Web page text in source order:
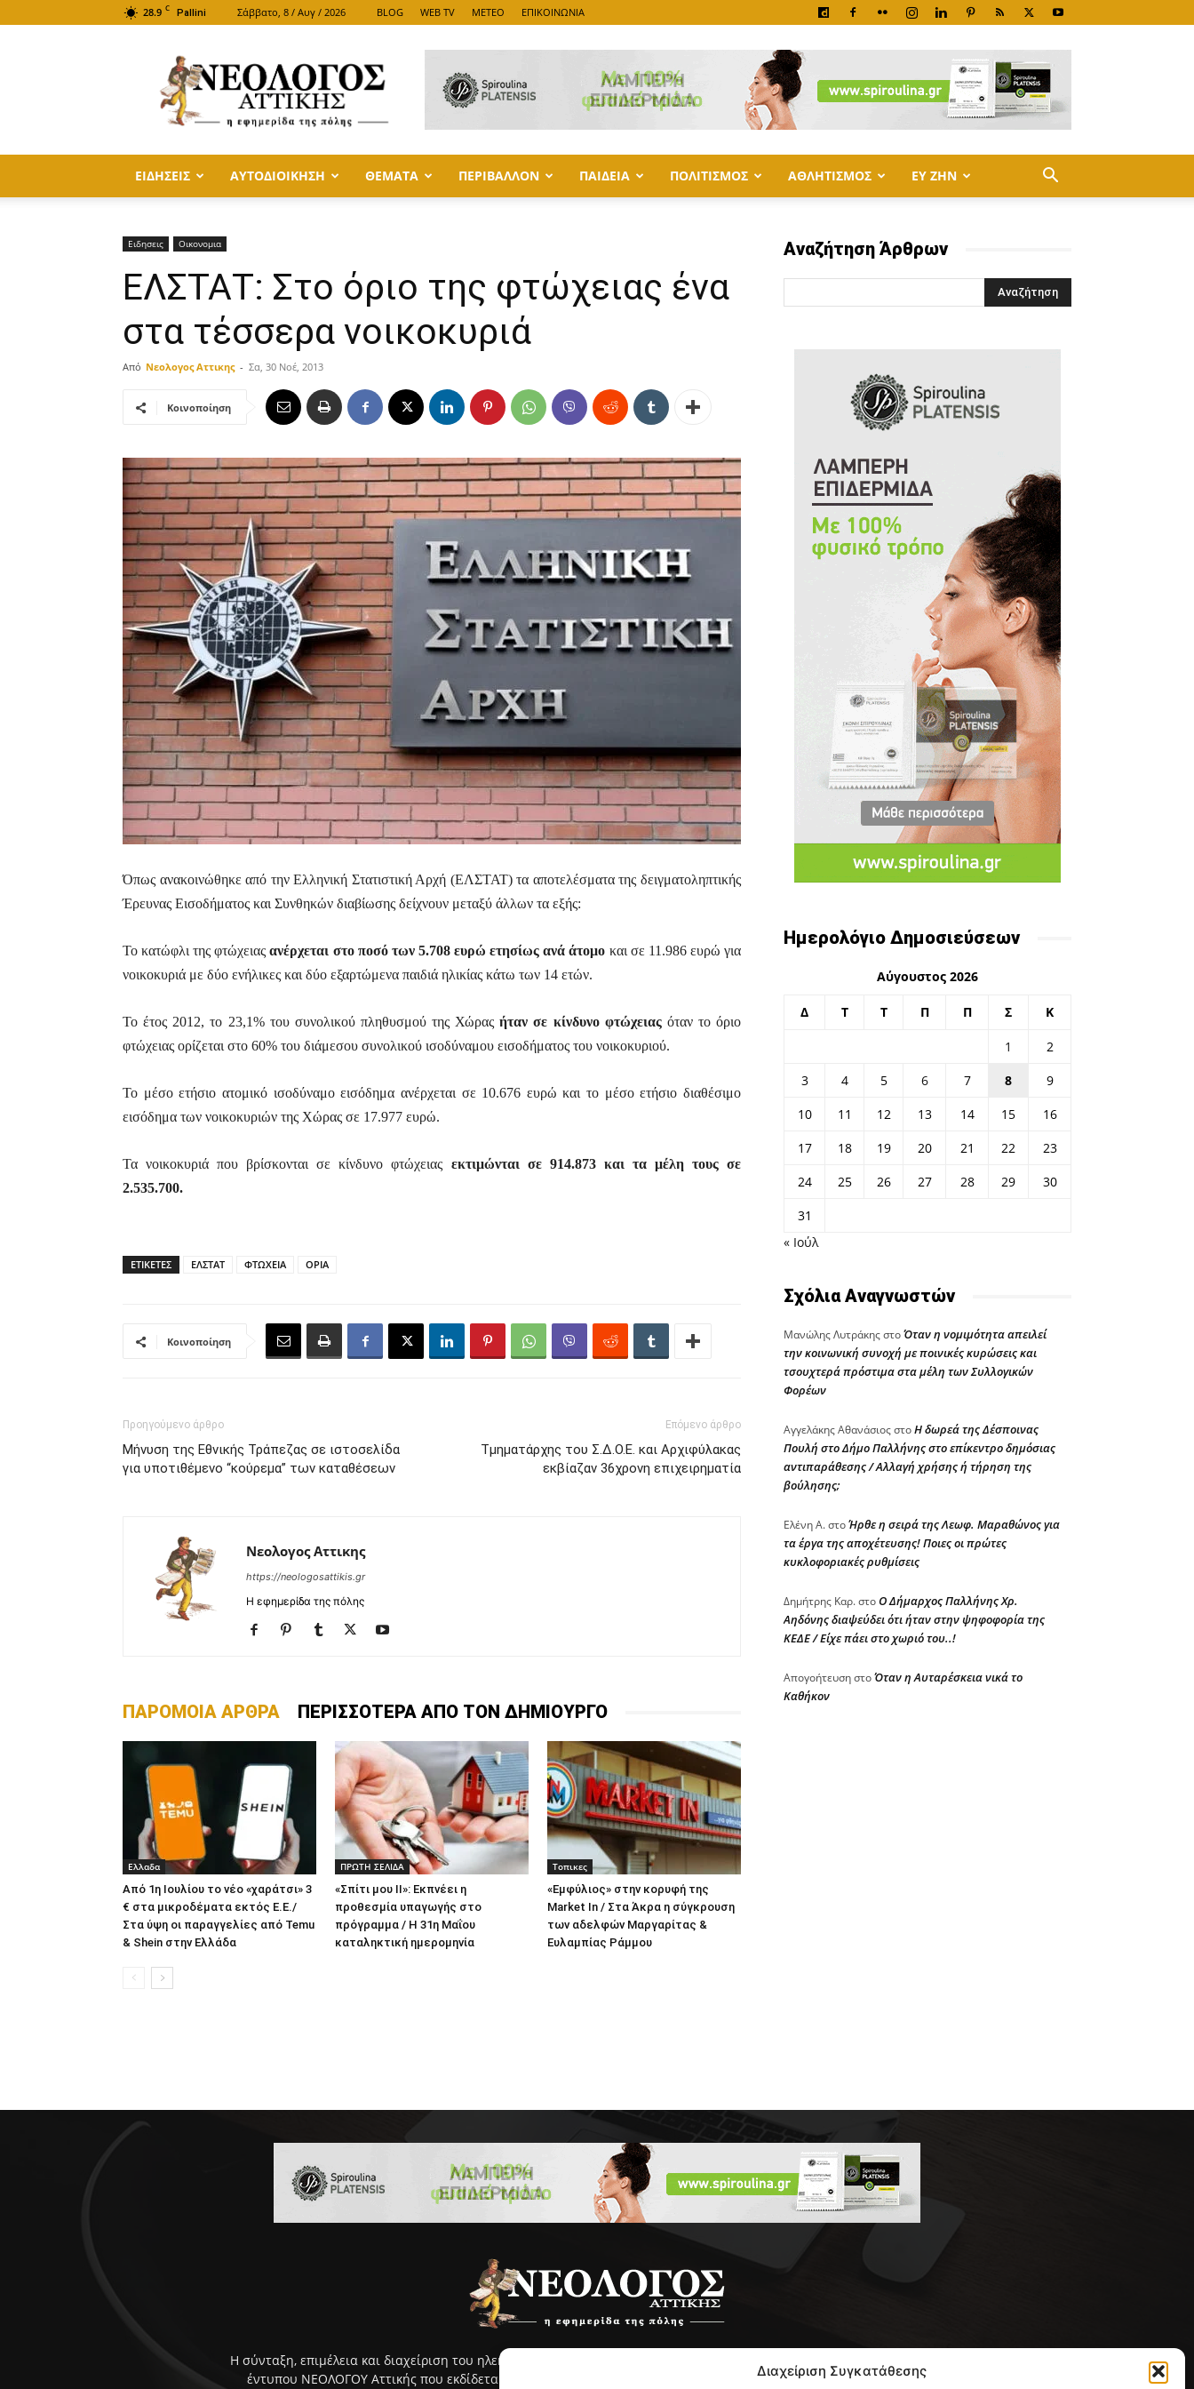
Διαχείριση Συγκατάθεσης
28.9 C Pallini Σάββατο, 8 / Αυγ / 2026 BLOG WEB TV METEO ΕΠΙΚΟΙΝΩΝΙΑ
ΑΤΤΙΚΗΣ
ΕΙΔΗΣΕΙΣ ΑΥΤΟΔΙΟΙΚΗΣΗ ΘΕΜΑΤΑ ΠΕΡΙΒΑΛΛΟΝ ΠΑΙΔΕΙΑ ΠΟΛΙΤΙΣΜΟΣ ΑΘΛΗΤΙΣΜΟΣ ΕΥ ΖΗΝ
Ειδησεις Οικονομια
ΕΛΣΤΑΤ: Στο όριο της φτώχειας ένα
στα τέσσερα νοικοκυριά
Από Νεολογος Αττικης - Σα, 30 Νοέ, 2013
Κοινοποίηση
Όπως ανακοινώθηκε από την Ελληνική Στατιστική Αρχή (ΕΛΣΤΑΤ) τα αποτελέσματα της δειγματοληπτικής
Έρευνας Εισοδήματος και Συνθηκών διαβίωσης δείχνουν μεταξύ άλλων τα εξής:
Το κατώφλι της φτώχειαςανέρχεται στο ποσό των 5.708 ευρώ ετησίως ανά άτομο και σε 11.986 ευρώ για
νοικοκυριά με δύο ενήλικες και δύο εξαρτώμενα παιδιά ηλικίας κάτω των 14 ετών.
Το έτος 2012, τo 23,1% του συνολικού πληθυσμού της Χώραςήταν σε κίνδυνο φτώχειαςόταν το όριο
φτώχειας ορίζεται στο 60% του διάμεσου συνολικού ισοδύναμου εισοδήματος του νοικοκυριού.
Το μέσο ετήσιο ατομικό ισοδύναμο εισόδημα ανέρχεται σε 10.676 ευρώ και το μέσο ετήσιο διαθέσιμο
εισόδημα των νοικοκυριών της Xώρας σε 17.977 ευρώ.
Τα νοικοκυριά που βρίσκονται σε κίνδυνο φτώχειας εκτιμώνται σε 914.873 και τα μέλη τους σε
2.535.700.
ΕΤΙΚΕΤΕΣ ΕΛΣΤΑΤ ΦΤΩΧΕΙΑ ΟΡΙΑ
Κοινοποίηση
Προηγούμενο άρθρο
Μήνυση της Εθνικής Τράπεζας σε ιστοσελίδα
για υποτιθέμενο “κούρεμα” των καταθέσεων
Επόμενο άρθρο
Τμηματάρχης του Σ.Δ.Ο.Ε. και Αρχιφύλακας
εκβίαζαν 36χρονη επιχειρηματία
Νεολογος Αττικης
https://neologosattikis.gr
Η εφημερίδα της πόλης
ΠΑΡΟΜΟΙΑ ΑΡΘΡΑ ΠΕΡΙΣΣΟΤΕΡΑ ΑΠΟ ΤΟΝ ΔΗΜΙΟΥΡΓΟ
Ελλαδα
Από 1η Ιουλίου το νέο «χαράτσι» 3
€ στα μικροδέματα εκτός Ε.Ε./
Στα ύψη οι παραγγελίες από Temu
& Shein στην Ελλάδα
ΠΡΩΤΗ ΣΕΛΙΔΑ
«Σπίτι μου ΙΙ»: Εκπνέει η
προθεσμία υπαγωγής στο
πρόγραμμα / Η 31η Μαΐου
καταληκτική ημερομηνία
Τοπικες
«Εμφύλιος» στην κορυφή της
Market In / Στα Άκρα η σύγκρουση
των αδελφών Μαργαρίτας &
Ευλαμπίας Ράμμου
Αναζήτηση Άρθρων
Ημερολόγιο Δημοσιεύσεων
Αύγουστος 2026
Δ Τ Τ Π Π Σ Κ
1
2
3
4 5 6 7 8
9
10
11 12 13 14 15
16
17
18 19 20 21 22
23
24
25 26 27 28 29
30
31
« Ιούλ
Σχόλια Αναγνωστών
Μανώλης ΛυτράκηςστοΌταν η νομιμότητα απειλεί
την κοινωνική συνοχή με ποινικές κυρώσεις και
τσουχτερά πρόστιμα στα μέλη των Συλλογικών
Φορέων
Αγγελάκης ΑθανάσιοςστοΗ δωρεά της Δέσποινας
Πουλή στο Δήμο Παλλήνης στο επίκεντρο δημόσιας
αντιπαράθεσης / Αλλαγή χρήσης ή τήρηση της
βούλησης;
Ελένη Α.στοΉρθε η σειρά της Λεωφ. Μαραθώνος για
τα έργα της αποχέτευσης! Ποιες οι πρώτες
κυκλοφοριακές ρυθμίσεις
Δημήτρης Καρ.στοΟ Δήμαρχος Παλλήνης Χρ.
Αηδόνης διαψεύδει ότι ήταν στην ψηφοφορία της
ΚΕΔΕ / Είχε πάει στο χωριό του..!
ΑπογοήτευσηστοΌταν η Αυταρέσκεια νικά το
Καθήκον
Η σύνταξη, επιμέλεια και διαχείριση του ηλεκτρονικού ΝΕΟΛΟΓΟΥ Αττικής γίνεται με ευθύνη της συντακτικής ομάδας του
έντυπου ΝΕΟΛΟΓΟΥ Αττικής που εκδίδεται από το 2005 και κυκλοφορεί στην ανατολική Αττική με έδρα την Παλλήνη.